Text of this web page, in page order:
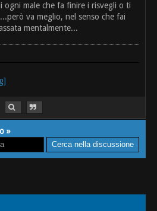
ogni male che fa finire i risvegli o ti
va meglio, nel senso che fai
mentalmente...
»